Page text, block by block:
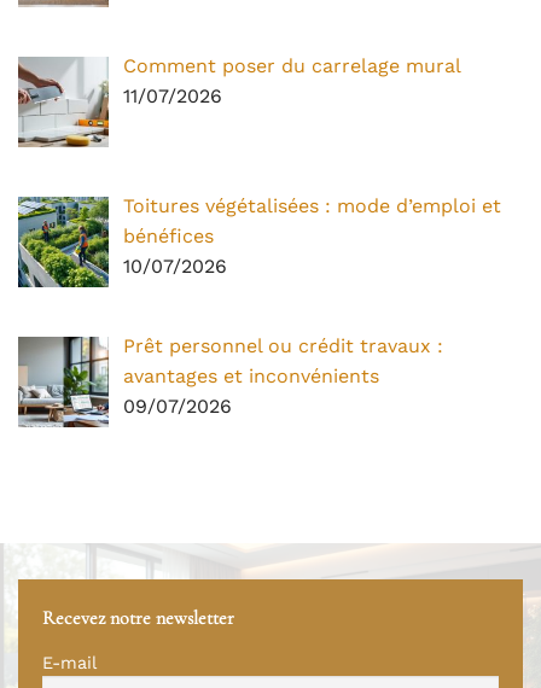
Comment poser du carrelage mural
11/07/2026
Toitures végétalisées : mode d’emploi et
bénéfices
10/07/2026
Prêt personnel ou crédit travaux :
avantages et inconvénients
09/07/2026
Recevez notre newsletter
E-mail